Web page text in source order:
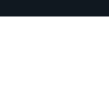
Deutschland